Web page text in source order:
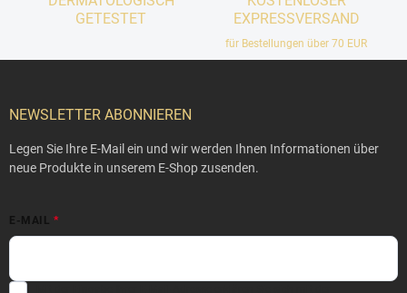
GETESTET
EXPRESSVERSAND
für Bestellungen über 70 EUR
ßNEWSLETTER ABONNIEREN
Legen Sie Ihre E-Mail ein und wir werden Ihnen Informationen über
neue Produkte in unserem E-Shop zusenden.
E-MAIL